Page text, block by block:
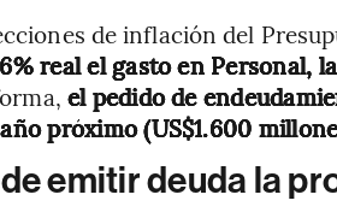
de inflación del
real el gasto en Personal,
el pedido de
próximo (US$1.600
emitir deuda la